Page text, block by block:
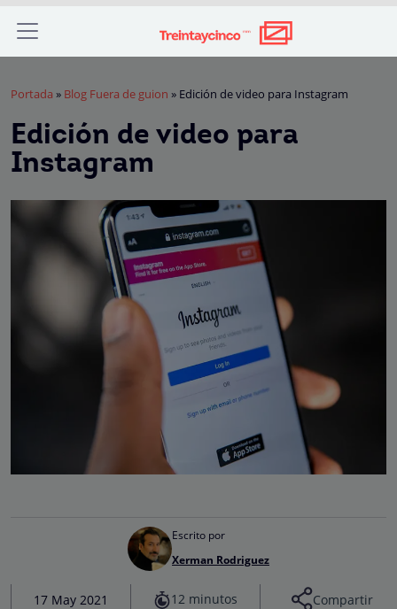
Portada » Blog Fuera de guion » Edición de video para Instagram
Edición de video para
Instagram
Escrito por
Xerman Rodriguez
17 May 2021 12 minutos Compartir